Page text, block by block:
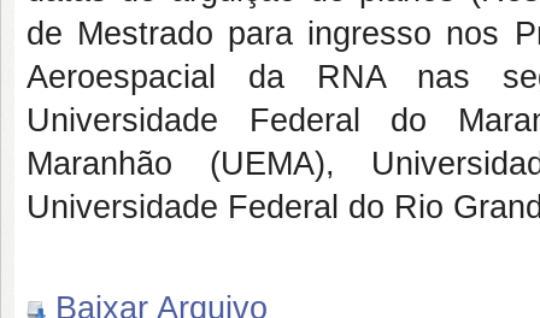
de Mestrado para ingresso nos
Aeroespacial da RNA nas
Universidade Federal do
Maranhão (UEMA),
Universidade Federal do Rio
Baixar Arquivo